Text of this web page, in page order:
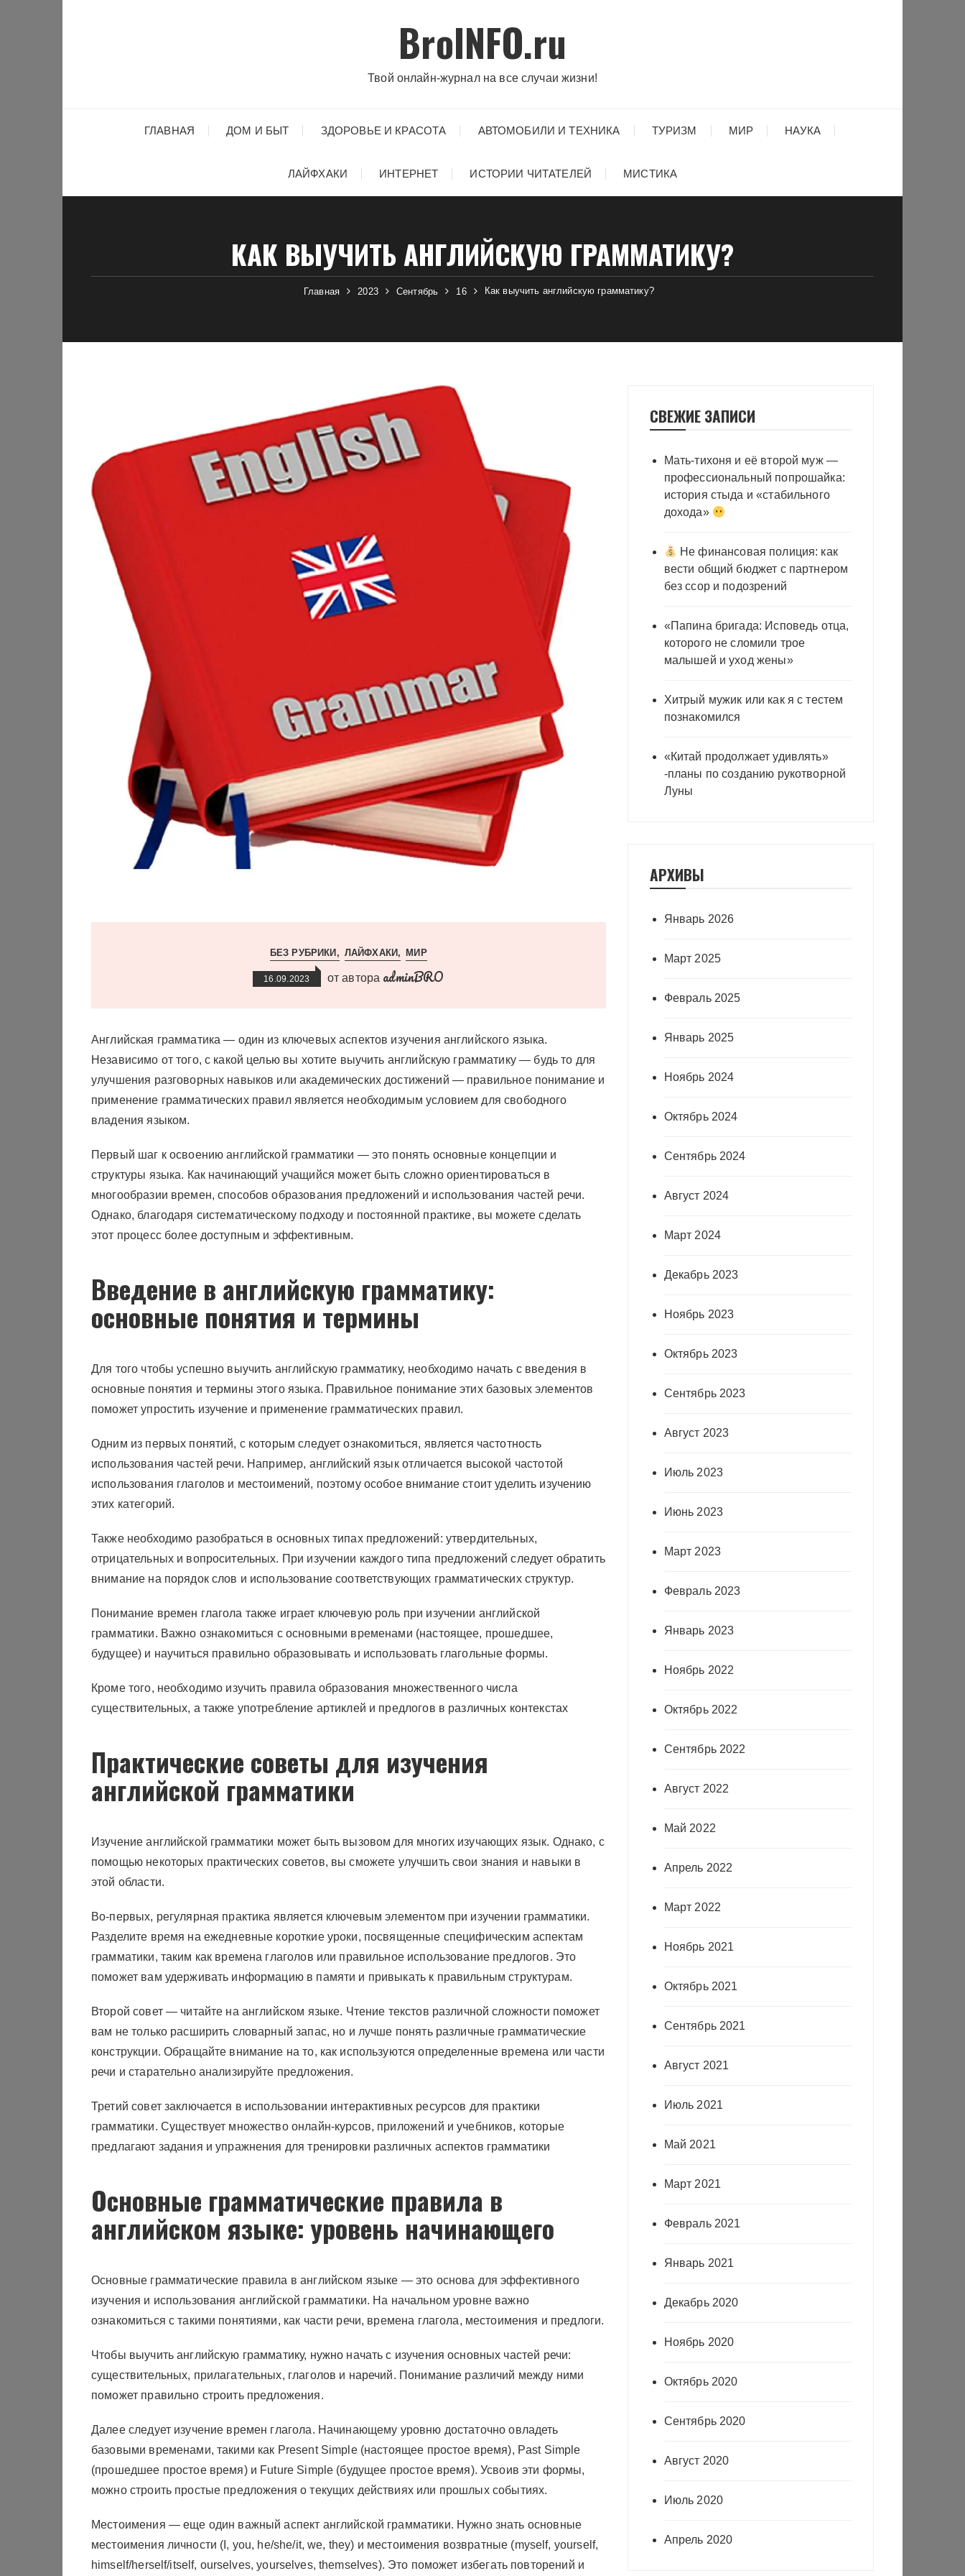
BroINFO.ru
Твой онлайн-журнал на все случаи жизни!
ГЛАВНАЯ ДОМ И БЫТ ЗДОРОВЬЕ И КРАСОТА АВТОМОБИЛИ И ТЕХНИКА ТУРИЗМ МИР НАУКА
ЛАЙФХАКИ ИНТЕРНЕТ ИСТОРИИ ЧИТАТЕЛЕЙ МИСТИКА
КАК ВЫУЧИТЬ АНГЛИЙСКУЮ ГРАММАТИКУ?
Главная 2023 Сентябрь 16 Как выучить английскую грамматику?
БЕЗ РУБРИКИ ЛАЙФХАКИ МИР
16.09.2023 от автора adminBRO
Английская грамматика — один из ключевых аспектов изучения английского языка.
Независимо от того, с какой целью вы хотите выучить английскую грамматику — будь то для
улучшения разговорных навыков или академических достижений — правильное понимание и
применение грамматических правил является необходимым условием для свободного
владения языком.
Первый шаг к освоению английской грамматики — это понять основные концепции и
структуры языка. Как начинающий учащийся может быть сложно ориентироваться в
многообразии времен, способов образования предложений и использования частей речи.
Однако, благодаря систематическому подходу и постоянной практике, вы можете сделать
этот процесс более доступным и эффективным.
Введение в английскую грамматику:
основные понятия и термины
Для того чтобы успешно выучить английскую грамматику, необходимо начать с введения в
основные понятия и термины этого языка. Правильное понимание этих базовых элементов
поможет упростить изучение и применение грамматических правил.
Одним из первых понятий, с которым следует ознакомиться, является частотность
использования частей речи. Например, английский язык отличается высокой частотой
использования глаголов и местоимений, поэтому особое внимание стоит уделить изучению
этих категорий.
Также необходимо разобраться в основных типах предложений: утвердительных,
отрицательных и вопросительных. При изучении каждого типа предложений следует обратить
внимание на порядок слов и использование соответствующих грамматических структур.
Понимание времен глагола также играет ключевую роль при изучении английской
грамматики. Важно ознакомиться с основными временами (настоящее, прошедшее,
будущее) и научиться правильно образовывать и использовать глагольные формы.
Кроме того, необходимо изучить правила образования множественного числа
существительных, а также употребление артиклей и предлогов в различных контекстах
Практические советы для изучения
английской грамматики
Изучение английской грамматики может быть вызовом для многих изучающих язык. Однако, с
помощью некоторых практических советов, вы сможете улучшить свои знания и навыки в
этой области.
Во-первых, регулярная практика является ключевым элементом при изучении грамматики.
Разделите время на ежедневные короткие уроки, посвященные специфическим аспектам
грамматики, таким как времена глаголов или правильное использование предлогов. Это
поможет вам удерживать информацию в памяти и привыкать к правильным структурам.
Второй совет — читайте на английском языке. Чтение текстов различной сложности поможет
вам не только расширить словарный запас, но и лучше понять различные грамматические
конструкции. Обращайте внимание на то, как используются определенные времена или части
речи и старательно анализируйте предложения.
Третий совет заключается в использовании интерактивных ресурсов для практики
грамматики. Существует множество онлайн-курсов, приложений и учебников, которые
предлагают задания и упражнения для тренировки различных аспектов грамматики
Основные грамматические правила в
английском языке: уровень начинающего
Основные грамматические правила в английском языке — это основа для эффективного
изучения и использования английской грамматики. На начальном уровне важно
ознакомиться с такими понятиями, как части речи, времена глагола, местоимения и предлоги.
Чтобы выучить английскую грамматику, нужно начать с изучения основных частей речи:
существительных, прилагательных, глаголов и наречий. Понимание различий между ними
поможет правильно строить предложения.
Далее следует изучение времен глагола. Начинающему уровню достаточно овладеть
базовыми временами, такими как Present Simple (настоящее простое время), Past Simple
(прошедшее простое время) и Future Simple (будущее простое время). Усвоив эти формы,
можно строить простые предложения о текущих действиях или прошлых событиях.
Местоимения — еще один важный аспект английской грамматики. Нужно знать основные
местоимения личности (I, you, he/she/it, we, they) и местоимения возвратные (myself, yourself,
himself/herself/itself, ourselves, yourselves, themselves). Это поможет избегать повторений и
СВЕЖИЕ ЗАПИСИ
Мать-тихоня и её второй муж —
профессиональный попрошайка:
история стыда и «стабильного
дохода»
Не финансовая полиция: как
вести общий бюджет с партнером
без ссор и подозрений
«Папина бригада: Исповедь отца,
которого не сломили трое
малышей и уход жены»
Хитрый мужик или как я с тестем
познакомился
«Китай продолжает удивлять»
-планы по созданию рукотворной
Луны
АРХИВЫ
Январь 2026
Март 2025
Февраль 2025
Январь 2025
Ноябрь 2024
Октябрь 2024
Сентябрь 2024
Август 2024
Март 2024
Декабрь 2023
Ноябрь 2023
Октябрь 2023
Сентябрь 2023
Август 2023
Июль 2023
Июнь 2023
Март 2023
Февраль 2023
Январь 2023
Ноябрь 2022
Октябрь 2022
Сентябрь 2022
Август 2022
Май 2022
Апрель 2022
Март 2022
Ноябрь 2021
Октябрь 2021
Сентябрь 2021
Август 2021
Июль 2021
Май 2021
Март 2021
Февраль 2021
Январь 2021
Декабрь 2020
Ноябрь 2020
Октябрь 2020
Сентябрь 2020
Август 2020
Июль 2020
Апрель 2020